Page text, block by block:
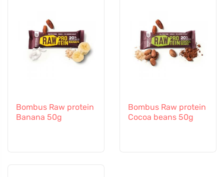
Bombus Raw protein
Banana 50g
Bombus Raw protein
Cocoa beans 50g